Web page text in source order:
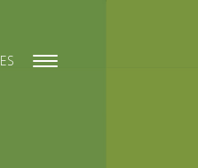
Toggle
ES